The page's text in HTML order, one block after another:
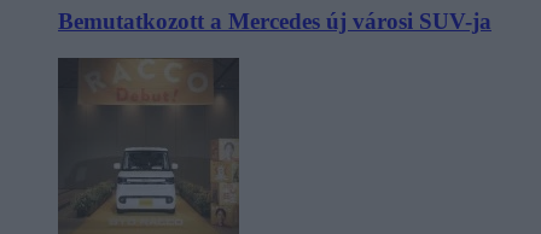
Bemutatkozott a Mercedes új városi SUV-ja